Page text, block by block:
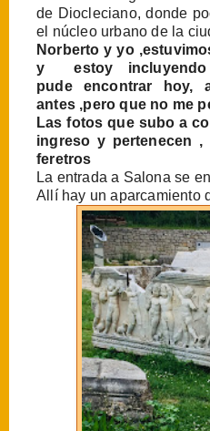
de Diocleciano, donde
el núcleo urbano de la
Norberto y yo
y estoy
pude encontrar hoy,
antes ,pero que no me
Las fotos que subo a
ingreso y pertenecen
feretros
La entrada a Salona se
Allí hay un aparcamiento